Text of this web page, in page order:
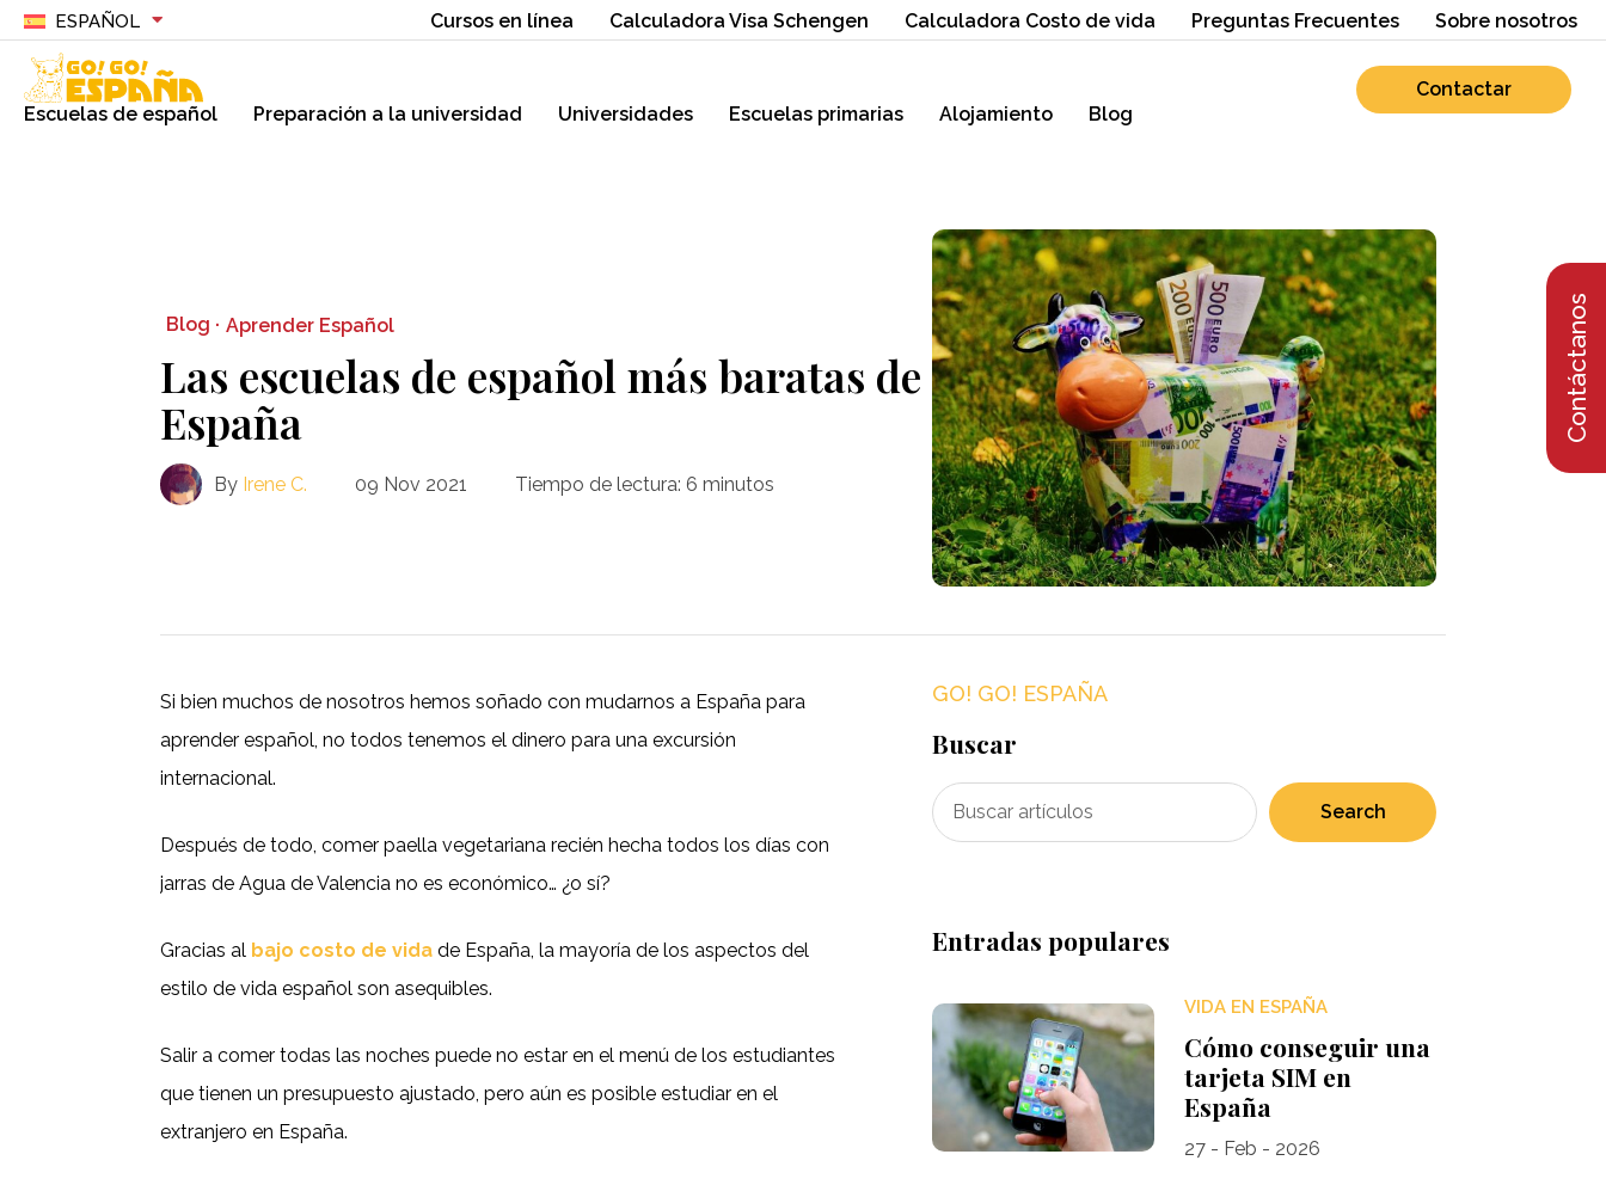
ESPAÑOL Cursos en línea Calculadora Visa Schengen Calculadora Costo de vida Preguntas Frecuentes Sobre nosotros
Escuelas de español Preparación a la universidad Universidades Escuelas primarias Alojamiento Blog
Contactar
Contáctanos
Blog · Aprender Español
Las escuelas de español más baratas de
España
By Irene C. 09 Nov 2021 Tiempo de lectura: 6 minutos
Si bien muchos de nosotros hemos soñado con mudarnos a España para
aprender español, no todos tenemos el dinero para una excursión
internacional.
Después de todo, comer paella vegetariana recién hecha todos los días con
jarras de Agua de Valencia no es económico… ¿o sí?
Gracias al bajo costo de vida de España, la mayoría de los aspectos del
estilo de vida español son asequibles.
Salir a comer todas las noches puede no estar en el menú de los estudiantes
que tienen un presupuesto ajustado, pero aún es posible estudiar en el
extranjero en España.
GO! GO! ESPAÑA
Buscar
Search
Entradas populares
VIDA EN ESPAÑA
Cómo conseguir una
tarjeta SIM en
España
27 - Feb - 2026